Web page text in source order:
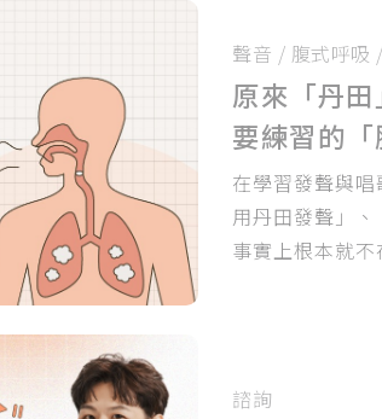
聲音 / 腹式呼吸 /
原來「丹
要練習的「
在學習發聲與
用丹田發聲」
事實上根本就不
諮詢